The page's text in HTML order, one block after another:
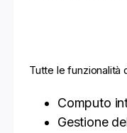
Tutte le funzionalità
Computo
Gestione